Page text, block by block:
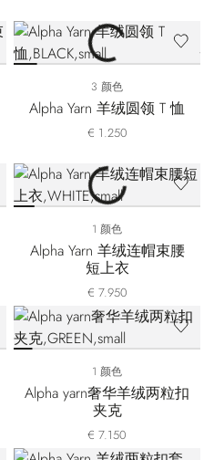
3 颜色
Alpha Yarn 羊绒圆领 T 恤
€ 1.250
1 颜色
Alpha Yarn 羊绒连帽束腰
短上衣
€ 7.950
1 颜色
Alpha yarn奢华羊绒两粒扣
夹克
€ 7.150